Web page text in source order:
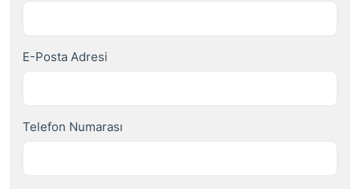
E-Posta Adresi
Telefon Numarası